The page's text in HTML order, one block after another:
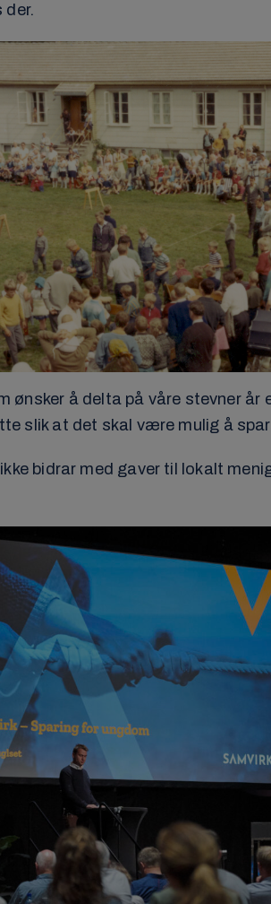
der.
å delta på våre stevner år
slik at det skal være mulig å
bidrar med gaver til lokalt